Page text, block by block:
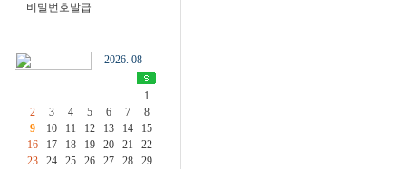
비밀번호발급
2026. 08
1
2
3 4 5 6 7
8
9
10 11 12 13 14
15
16
17 18 19 20 21
22
23
24 25 26 27 28
29